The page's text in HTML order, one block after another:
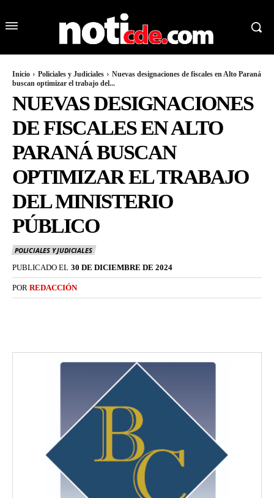
Inicio Policiales y Judiciales
Nuevas designaciones de fiscales en Alto Paraná
buscan optimizar el trabajo del...
NUEVAS DESIGNACIONES
DE FISCALES EN ALTO
PARANÁ BUSCAN
OPTIMIZAR EL TRABAJO
DEL MINISTERIO
PÚBLICO
POLICIALES Y JUDICIALES
PUBLICADO EL 30 DE DICIEMBRE DE 2024
POR REDACCIÓN